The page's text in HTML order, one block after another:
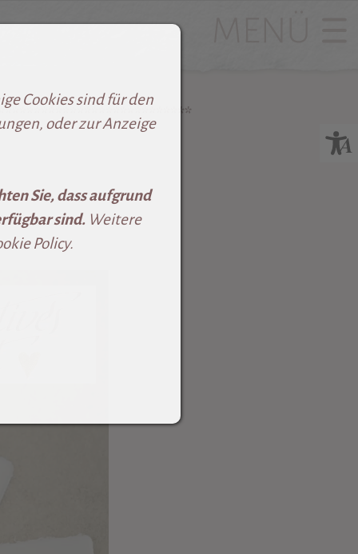
Cookies sind für den
oder zur Anzeige
Sie, dass aufgrund
sind.Weitere
Policy.